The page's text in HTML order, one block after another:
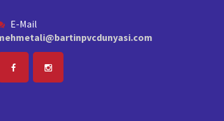
E-Mail